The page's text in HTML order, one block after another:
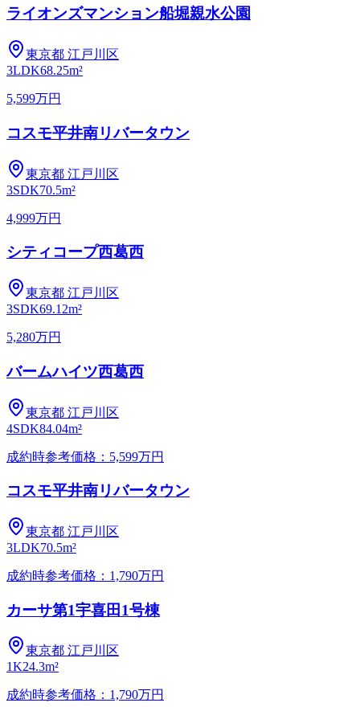
ライオンズマンション船堀親水公園
東京都 江戸川区
3LDK68.25m²
5,599万円
コスモ平井南リバータウン
東京都 江戸川区
3SDK70.5m²
4,999万円
シティコープ西葛西
東京都 江戸川区
3SDK69.12m²
5,280万円
バームハイツ西葛西
東京都 江戸川区
4SDK84.04m²
成約時参考価格：5,599万円
コスモ平井南リバータウン
東京都 江戸川区
3LDK70.5m²
成約時参考価格：1,790万円
カーサ第1宇喜田1号棟
東京都 江戸川区
1K24.3m²
成約時参考価格：1,790万円